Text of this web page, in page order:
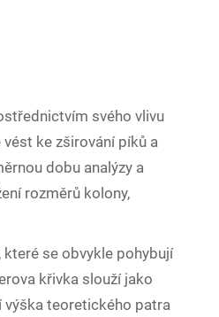
svého vlivu
ke zširování píků a
dobu analýzy a
rozměrů kolony,
se obvykle pohybují
křivka slouží jako
teoretického patra